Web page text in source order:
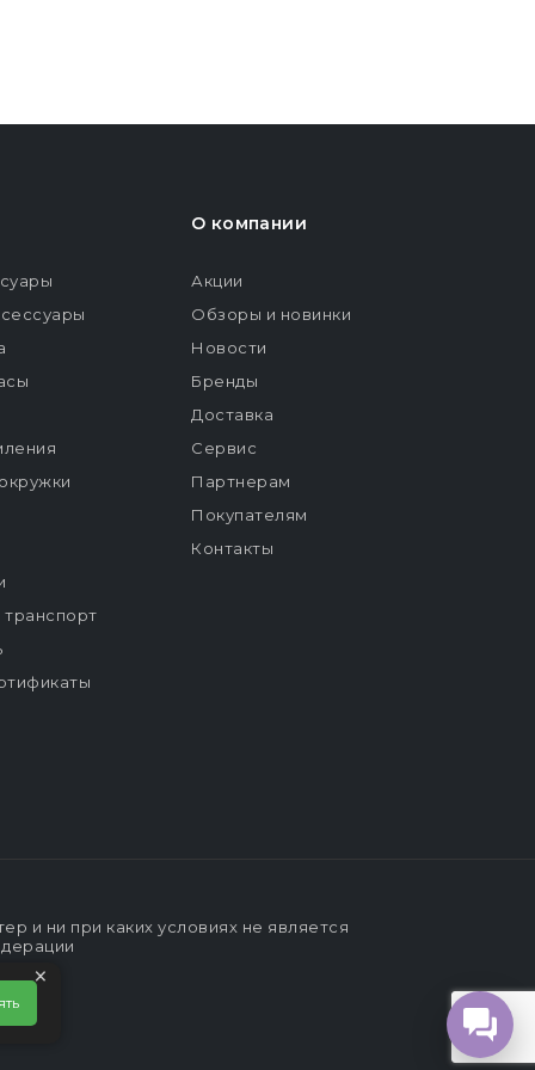
транспорт
О компании
Акции
Обзоры и новинки
Новости
Бренды
Доставка
Сервис
Партнерам
Покупателям
Контакты
и ни при каких условиях не является
×